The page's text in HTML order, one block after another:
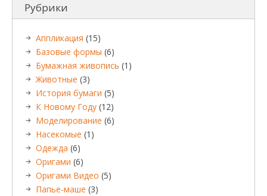
Рубрики
Аппликация (15)
Базовые формы (6)
Бумажная живопись (1)
Животные (3)
История бумаги (5)
К Новому Году (12)
Моделирование (6)
Насекомые (1)
Одежда (6)
Оригами (6)
Оригами Видео (5)
Папье-маше (3)